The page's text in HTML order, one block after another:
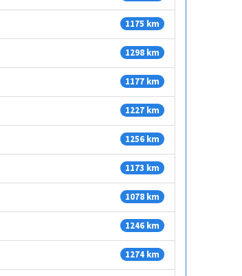
1175 km
1298 km
1177 km
1227 km
1256 km
1173 km
1078 km
1246 km
1274 km